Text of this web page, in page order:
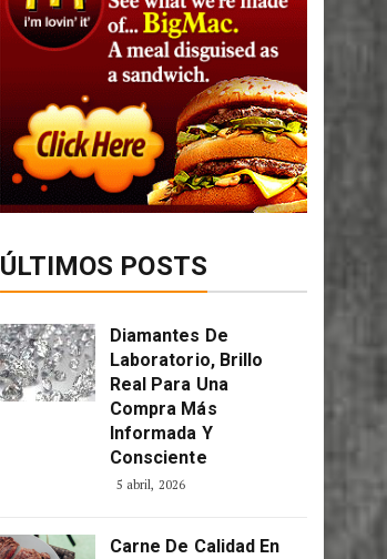
ÚLTIMOS POSTS
Diamantes De
Laboratorio, Brillo
Real Para Una
Compra Más
Informada Y
Consciente
5 abril, 2026
Carne De Calidad En